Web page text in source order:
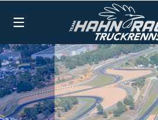
TEAM HAHN RACING
LE MANS 2023